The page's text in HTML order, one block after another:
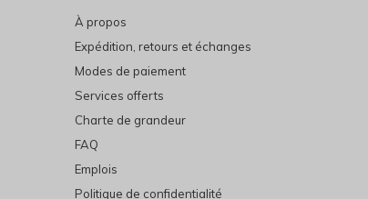
À propos
Expédition, retours et échanges
Modes de paiement
Services offerts
Charte de grandeur
FAQ
Emplois
Politique de confidentialité